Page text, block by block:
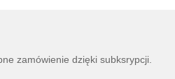
zamówienie dzięki subksrypcji.